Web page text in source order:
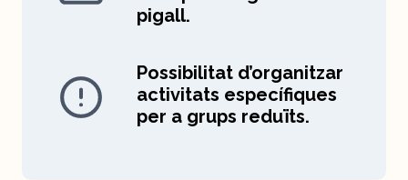
pigall.
Possibilitat d’organitzar
activitats específiques
per a grups reduïts.